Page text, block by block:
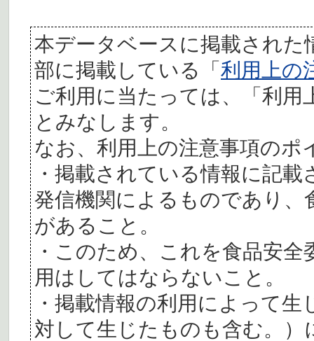
本データベースに掲載された
部に掲載している「利用上の
ご利用に当たっては、「利
とみなします。
なお、利用上の注意事項の
・掲載されている情報に記
発信機関によるものであり、
があること。
・このため、これを食品安
用はしてはならないこと。
・掲載情報の利用によって
対して生じたものも含む。